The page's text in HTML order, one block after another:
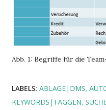
Abb. 1: Begriffe für die
LABELS: ABLAGE|DMS
KEYWORDS|TAGGEN